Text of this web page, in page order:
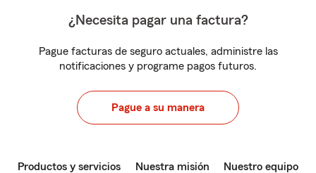
¿Necesita pagar una factura?
Pague facturas de seguro actuales, administre las
notificaciones y programe pagos futuros.
Pague a su manera
Productos y servicios Nuestra misión Nuestro equipo